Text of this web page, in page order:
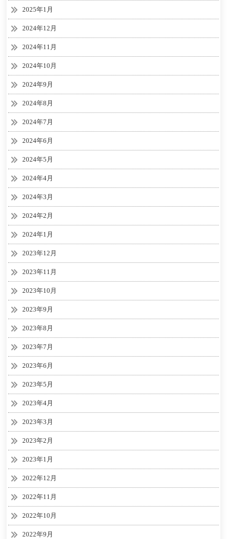
2025年1月
2024年12月
2024年11月
2024年10月
2024年9月
2024年8月
2024年7月
2024年6月
2024年5月
2024年4月
2024年3月
2024年2月
2024年1月
2023年12月
2023年11月
2023年10月
2023年9月
2023年8月
2023年7月
2023年6月
2023年5月
2023年4月
2023年3月
2023年2月
2023年1月
2022年12月
2022年11月
2022年10月
2022年9月